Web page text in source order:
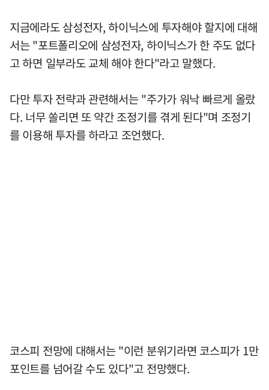
지금에라도 삼성전자, 하이닉스에 투자해야 할지에 대해
서는 "포트폴리오에 삼성전자, 하이닉스가 한 주도 없다
고 하면 일부라도 교체 해야 한다"라고 말했다.
다만 투자 전략과 관련해서는 "주가가 워낙 빠르게 올랐
다. 너무 쏠리면 또 약간 조정기를 겪게 된다"며 조정기
를 이용해 투자를 하라고 조언했다.
코스피 전망에 대해서는 "이런 분위기라면 코스피가 1만
포인트를 넘어갈 수도 있다"고 전망했다.